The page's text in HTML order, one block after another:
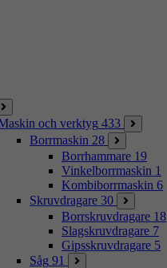
och verktyg 433
Borrmaskin 28
Borrhammare 19
Vinkelborrmaskin 1
Kombiborrmaskin 6
Skruvdragare 30
Borrskruvdragare 18
Slagskruvdragare 7
Gipsskruvdragare 5
Såg 91